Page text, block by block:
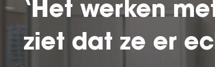
‘Het werken
ziet dat ze er